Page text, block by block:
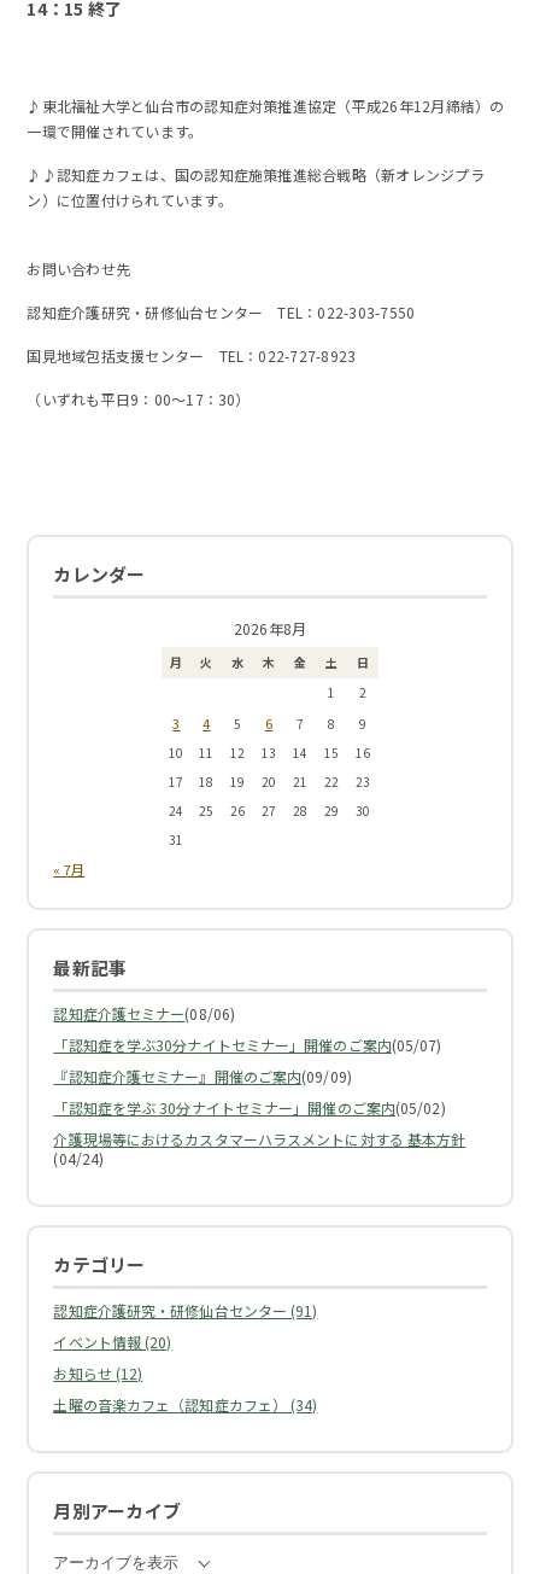
14：15 終了
♪東北福祉大学と仙台市の認知症対策推進協定（平成26年12月締結）の
一環で開催されています。
♪♪認知症カフェは、国の認知症施策推進総合戦略（新オレンジプラ
ン）に位置付けられています。
お問い合わせ先
認知症介護研究・研修仙台センター TEL：022-303-7550
国見地域包括支援センター TEL：022-727-8923
（いずれも平日9：00～17：30）
カレンダー
2026年8月
月 火 水 木 金 土
日
1
2
3 4 5 6 7 8
9
10
11 12 13 14 15
16
17
18 19 20 21 22
23
24
25 26 27 28 29
30
31
« 7月
最新記事
認知症介護セミナー(08/06)
「認知症を学ぶ30分ナイトセミナー」開催のご案内(05/07)
『認知症介護セミナー』開催のご案内(09/09)
「認知症を学ぶ 30分ナイトセミナー」開催のご案内(05/02)
介護現場等におけるカスタマーハラスメントに対する 基本方針
(04/24)
カテゴリー
認知症介護研究・研修仙台センター (91)
イベント情報 (20)
お知らせ (12)
土曜の音楽カフェ（認知症カフェ） (34)
月別アーカイブ
アーカイブを表示